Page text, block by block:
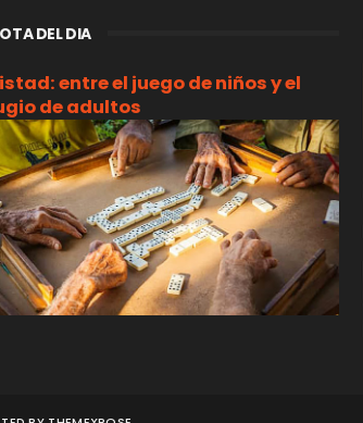
DEL DIA
entre el juego de niños y el
de adultos